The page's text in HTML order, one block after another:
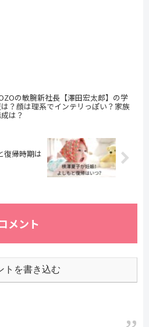
の敏腕新社長【澤田宏太郎】の学
？顔は理系でインテリっぽい？家族
は？
帰時期は
メント
トを書き込む